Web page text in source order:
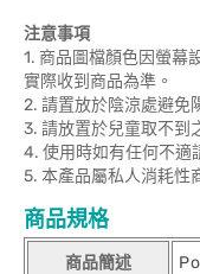
注意事項
1. 商品圖檔顏色因螢幕
實際收到商品為準。
2. 請置放於陰涼處避免
3. 請放置於兒童取不到
4. 使用時如有任何不適
5. 本產品屬私人消耗性
商品規格
商品簡述